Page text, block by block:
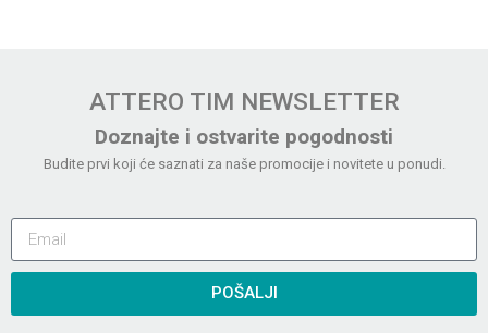
ATTERO TIM NEWSLETTER
Doznajte i ostvarite pogodnosti
Budite prvi koji će saznati za naše promocije i novitete u ponudi.
POŠALJI